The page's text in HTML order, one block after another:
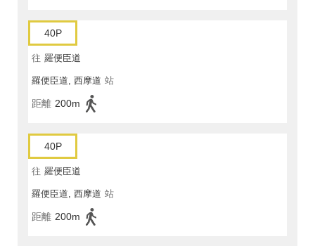
40P
往 羅便臣道
羅便臣道, 西摩道 站
距離 200m
40P
往 羅便臣道
羅便臣道, 西摩道 站
距離 200m